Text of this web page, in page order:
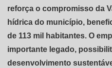
reforça o compromisso da
hídrica do município,
de 113 mil habitantes. O
importante legado,
desenvolvimento